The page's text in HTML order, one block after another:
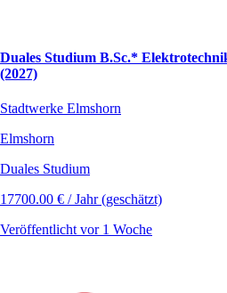
Duales Studium B.Sc.*
(2027)
Stadtwerke Elmshorn
Elmshorn
Duales Studium
17700.00 € / Jahr (geschätzt)
Veröffentlicht vor 1 Woche